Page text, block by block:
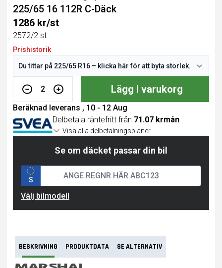
225/65 16 112R C-Däck
1286 kr/st
2572/2 st
Prishistorik
2 Lägg i varukorg
Beräknad leverans , 10 - 12 Aug
Delbetala räntefritt från 71.07 krmån
Visa alla delbetalningsplaner
Se om däcket passar din bil
S
Välj bilmodell
BESKRIVNING PRODUKTDATA SE ALTERNATIV